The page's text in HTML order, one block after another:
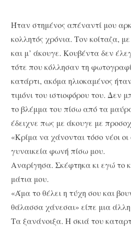
Ήταν στημένος απέναντί μου
κολλητός χρόνια. Τον κοίταζα,
και μ’ άκουγε. Κουβέντα δεν
τότε που κόλλησαν τη
κατάρτι, ακόμα ηλιοκαμένος
τιμόνι του ιστιοφόρου του. Δεν
το βλέμμα του πίσω από τα
έδειχνε πως με άκουγε με
«Κρίμα να χάνονται τόσο νέοι
γυναικεία φωνή πίσω μου.
Αναρίγησα. Σκέφτηκα κι εγώ το
μάτια μου.
«Άμα το θέλει η τύχη σου και
θάλασσα χάνεσαι» είπε μια
Τα ξανάνοιξα. Η σκιά του